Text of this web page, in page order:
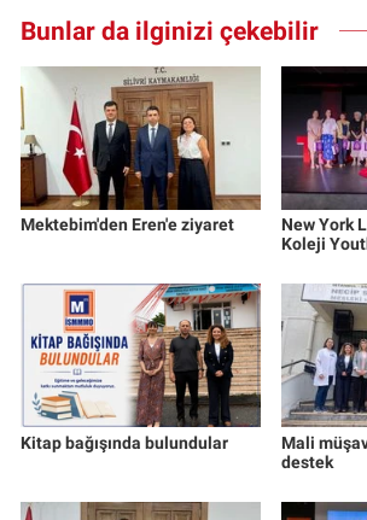
Bunlar da ilginizi çekebilir
Mektebim'den Eren'e ziyaret
New York
Koleji
Kitap bağışında bulundular
Mali
destek